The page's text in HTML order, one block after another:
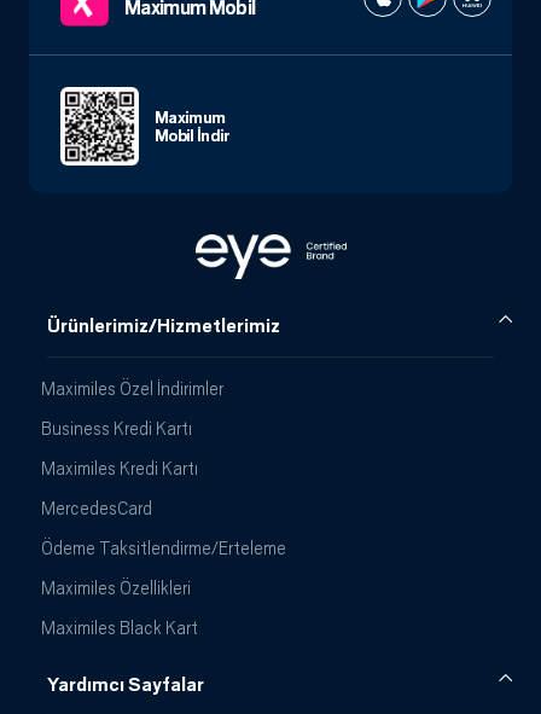
Ürünlerimiz/Hizmetlerimiz
Maximiles Özel İndirimler
Business Kredi Kartı
Maximiles Kredi Kartı
MercedesCard
Ödeme Taksitlendirme/Erteleme
Maximiles Özellikleri
Maximiles Black Kart
Yardımcı Sayfalar
Maximum Mobil
Maximum
Mobil İndir